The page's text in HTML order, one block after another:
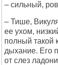
– сильный,
– Тише,
ее ухом,
полный такой
дыхание. Его
от слез